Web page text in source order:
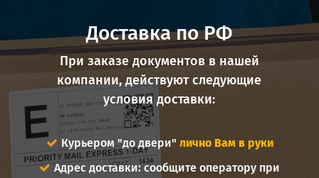
Доставка по РФ
При заказе документов в нашей
компании, действуют следующие
условия доставки:
Курьером "до двери" лично Вам в руки
Адрес доставки: сообщите оператору при